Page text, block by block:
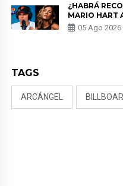
¿HABRÁ
MARIO HART
PODRÍA
RIVADENEIRA:
05 Ago 2026
TAGS
ARCÁNGEL